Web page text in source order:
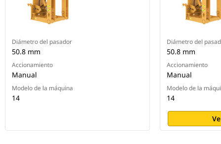
Diámetro del pasador
50.8 mm
Accionamiento
Manual
Modelo de la máquina
14
Diámetro del
50.8 mm
Accionamiento
Manual
Modelo de la
14